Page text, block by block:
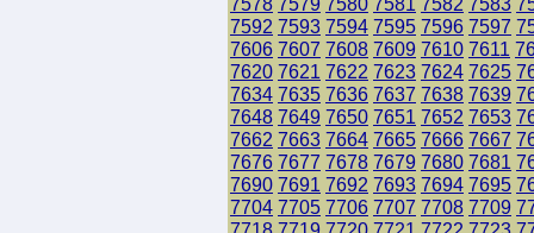
7592 7593 7594 7595 7596 7597
7606 7607 7608 7609 7610 7611
7620 7621 7622 7623 7624 7625
7634 7635 7636 7637 7638 7639
7648 7649 7650 7651 7652 7653
7662 7663 7664 7665 7666 7667
7676 7677 7678 7679 7680 7681
7690 7691 7692 7693 7694 7695
7704 7705 7706 7707 7708 7709